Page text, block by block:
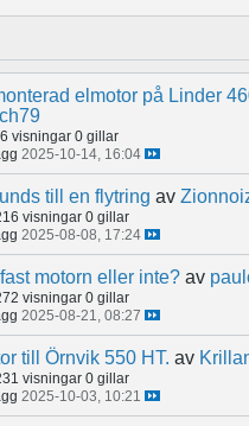
elmotor på Linder
visningar 0 gillar
2025-10-14, 16:04
till en flytring av
visningar 0 gillar
2025-08-08, 17:24
motorn eller inte? av
visningar 0 gillar
2025-08-21, 08:27
till Örnvik 550 HT. av
visningar 0 gillar
2025-10-03, 10:21